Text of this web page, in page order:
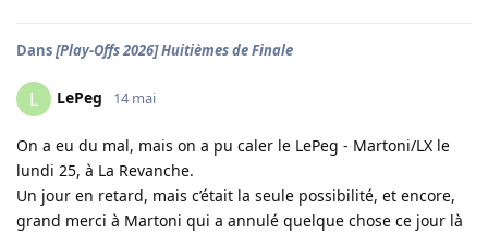
Dans[Play-Offs 2026] Huitièmes de Finale
L LePeg 14 mai
On a eu du mal, mais on a pu caler le LePeg - Martoni/LX le
lundi 25, à La Revanche.
Un jour en retard, mais c’était la seule possibilité, et encore,
grand merci à Martoni qui a annulé quelque chose ce jour là